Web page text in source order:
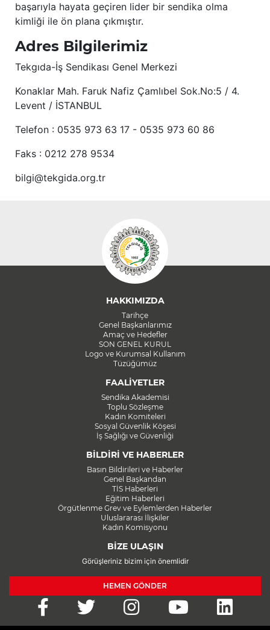
başarıyla hayata geçiren lider bir sendika olma
kimliği ile ön plana çıkmıştır.
Adres Bilgilerimiz
Tekgıda-İş Sendikası Genel Merkezi
Konaklar Mah. Faruk Nafiz Çamlıbel Sok.No:5 / 4.
Levent / İSTANBUL
Telefon : 0535 973 63 17 - 0535 973 60 86
Faks : 0212 278 9534
bilgi@tekgida.org.tr
HAKKIMIZDA
Tarihçe
Genel Başkanlarımız
Amaç ve Hedefler
SON GENEL KURUL
Logo ve Kurumsal Kullanım
Tüzüğümüz
FAALİYETLER
Sendika Akademisi
Toplu Sözleşme
Kadın Komiteleri
Sosyal Güvenlik Köşesi
İş Sağlığı ve Güvenliği
BİLDİRİ VE HABERLER
Basın Bildirileri ve Haberler
Genel Başkandan
TİS Haberleri
Eğitim Haberleri
Örgütlenme Grev ve Eylemlerden Haberler
Uluslararası İlişkiler
Kadın Komisyonu
BİZE ULAŞIN
Görüşleriniz bizim için önemlidir
HEMEN GÖNDER